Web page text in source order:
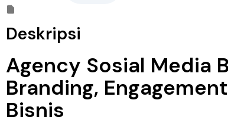
Deskripsi
Agency Sosial Media
Branding,
Bisnis